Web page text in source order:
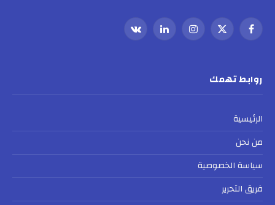
فيسبوك
X
الانستغراملينكدإنVKontakte
روابط تهمك
الرئيسية
من نحن
سياسة الخصوصية
فريق التحرير